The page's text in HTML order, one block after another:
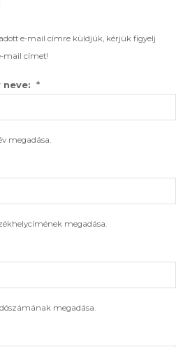
e-mail címre küldjük, kérjük figyelj
mail címet!
neve: *
megadása.
megadása.
megadása.